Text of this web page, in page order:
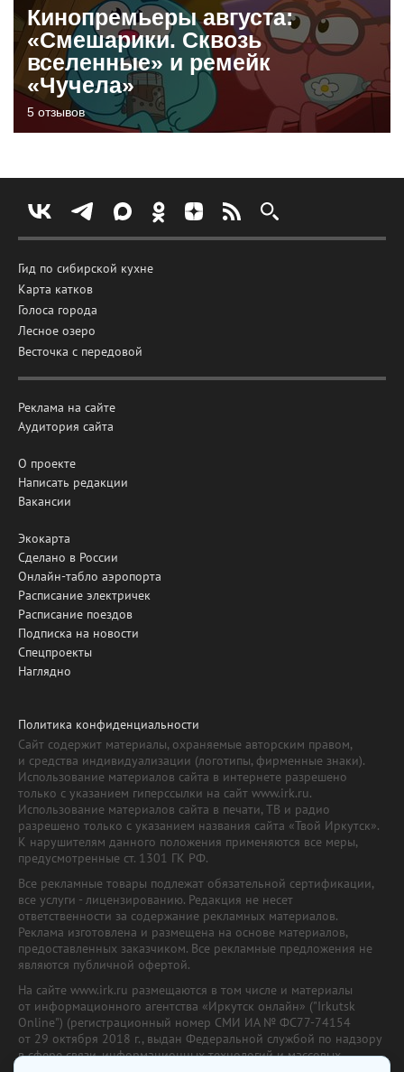
Кинопремьеры августа:
«Смешарики. Сквозь
вселенные» и ремейк
«Чучела»
5 отзывов
Гид по сибирской кухне
Карта катков
Голоса города
Лесное озеро
Весточка с передовой
Реклама на сайте
Аудитория сайта
О проекте
Написать редакции
Вакансии
Экокарта
Сделано в России
Онлайн-табло аэропорта
Расписание электричек
Расписание поездов
Подписка на новости
Спецпроекты
Наглядно
Политика конфиденциальности
Сайт содержит материалы, охраняемые авторским правом,
и средства индивидуализации (логотипы, фирменные знаки).
Использование материалов сайта в интернете разрешено
только с указанием гиперссылки на сайт www.irk.ru.
Использование материалов сайта в печати, ТВ и радио
разрешено только с указанием названия сайта «Твой Иркутск».
К нарушителям данного положения применяются все меры,
предусмотренные ст. 1301 ГК РФ.
Все рекламные товары подлежат обязательной сертификации,
все услуги - лицензированию. Редакция не несет
ответственности за содержание рекламных материалов.
Реклама изготовлена и размещена на основе материалов,
предоставленных заказчиком. Все рекламные предложения не
являются публичной офертой.
На сайте www.irk.ru размещаются в том числе и материалы
от информационного агентства «Иркутск онлайн» ("Irkutsk
Online") (регистрационный номер СМИ ИА № ФС77-74154
от 29 октября 2018 г., выдан Федеральной службой по надзору
в сфере связи, информационных технологий и массовых